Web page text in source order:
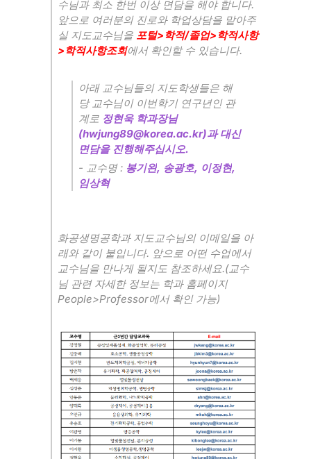
수님과 최소 한번 이상 면담을 해야 합니다.
앞으로 여러분의 진로와 학업상담을 맡아주
실 지도교수님을 포털>학적/졸업>학적사항
>학적사항조회에서 확인할 수 있습니다.
아래 교수님들의 지도학생들은 해
당 교수님이 이번학기 연구년인 관
계로 정현욱 학과장님
(hwjung89@korea.ac.kr)과 대신
면담을 진행해주십시오.
- 교수명 : 봉기완, 송광호, 이정현,
임상혁
화공생명공학과 지도교수님의 이메일을 아
래와 같이 붙입니다. 앞으로 어떤 수업에서
교수님을 만나게 될지도 참조하세요.(교수
님 관련 자세한 정보는 학과 홈페이지
People>Professor에서 확인 가능)